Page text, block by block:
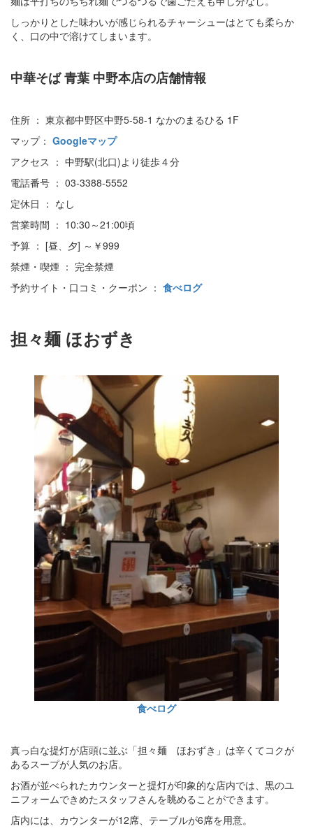
しっかりとした味わいが感じられるチャーシューはとても柔らか
く、口の中で溶けてしまいます。
中華そば 青葉 中野本店の店舗情報
住所 ： 東京都中野区中野5-58-1 なかのまるひる 1F
マップ： Googleマップ
アクセス ： 中野駅(北口)より徒歩４分
電話番号 ： 03-3388-5552
定休日 ： なし
営業時間 ： 10:30～21:00頃
予算 ： [昼、夕] ～￥999
禁煙・喫煙 ： 完全禁煙
予約サイト・口コミ・クーポン ： 食べログ
担々麺 ほおずき
食べログ
真っ白な提灯が店頭に並ぶ「担々麺 ほおずき」は辛くてコクが
あるスープが人気のお店。
お酒が並べられたカウンターと提灯が印象的な店内では、黒のユ
ニフォームできめたスタッフさんを眺めることができます。
店内には、カウンターが12席、テーブルが6席を用意。